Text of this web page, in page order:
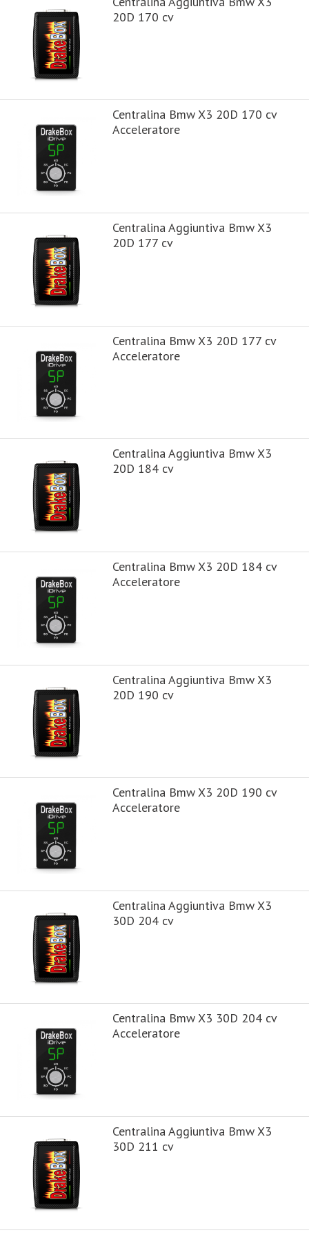
20D 170 cv
Centralina Bmw X3 20D 170 cv
Acceleratore
Centralina Aggiuntiva Bmw X3
20D 177 cv
Centralina Bmw X3 20D 177 cv
Acceleratore
Centralina Aggiuntiva Bmw X3
20D 184 cv
Centralina Bmw X3 20D 184 cv
Acceleratore
Centralina Aggiuntiva Bmw X3
20D 190 cv
Centralina Bmw X3 20D 190 cv
Acceleratore
Centralina Aggiuntiva Bmw X3
30D 204 cv
Centralina Bmw X3 30D 204 cv
Acceleratore
Centralina Aggiuntiva Bmw X3
30D 211 cv